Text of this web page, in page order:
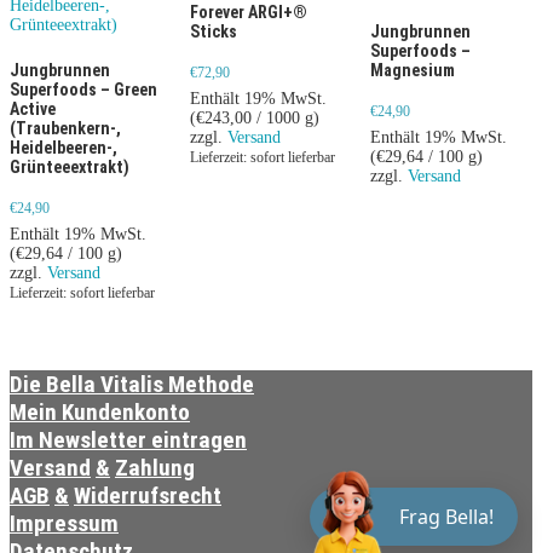
Jungbrunnen
Superfoods – Green
Active
(Traubenkern-,
Heidelbeeren-,
Grünteeextrakt)
€24,90
Enthält 19% MwSt.
(€29,64 / 100 g)
zzgl. Versand
Lieferzeit: sofort lieferbar
Forever ARGI+®
Sticks
€72,90
Enthält 19% MwSt.
(€243,00 / 1000 g)
zzgl.Versand
Lieferzeit: sofort lieferbar
Jungbrunnen
Superfoods –
Magnesium
€24,90
Enthält 19% MwSt.
(€29,64 / 100 g)
zzgl.Versand
Die Bella Vitalis Methode
Mein Kundenkonto
Im Newsletter eintragen
Versand & Zahlung
AGB & Widerrufsrecht
Impressum
Frag Bella!